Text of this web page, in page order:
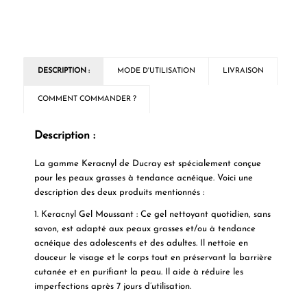
DESCRIPTION : MODE D'UTILISATION LIVRAISON
COMMENT COMMANDER ?
Description :
La gamme Keracnyl de Ducray est spécialement conçue
pour les peaux grasses à tendance acnéique. Voici une
description des deux produits mentionnés :
1. Keracnyl Gel Moussant: Ce gel nettoyant quotidien, sans
savon, est adapté aux peaux grasses et/ou à tendance
acnéique des adolescents et des adultes. Il nettoie en
douceur le visage et le corps tout en préservant la barrière
cutanée et en purifiant la peau. Il aide à réduire les
imperfections après 7 jours d’utilisation.